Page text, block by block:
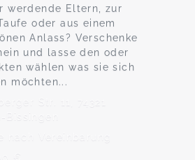
werdende Eltern, zur
oder aus einem
Anlass? Verschenke
und lasse den oder
wählen was sie sich
möchten...
Str. 11, 74321
Bissingen
nach Vereinbarung
€